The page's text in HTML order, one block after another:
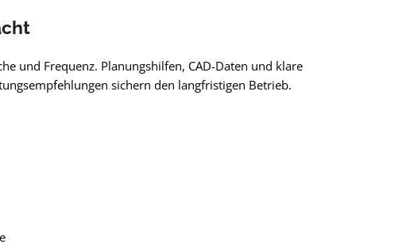
und Frequenz. Planungshilfen, CAD-Daten und klare
sichern den langfristigen Betrieb.